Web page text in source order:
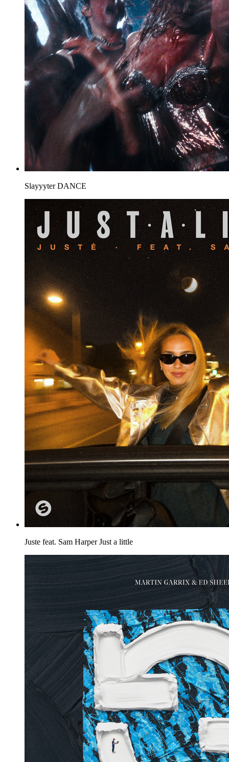
SlayyyterDANCE
Juste feat. Sam HarperJust a little